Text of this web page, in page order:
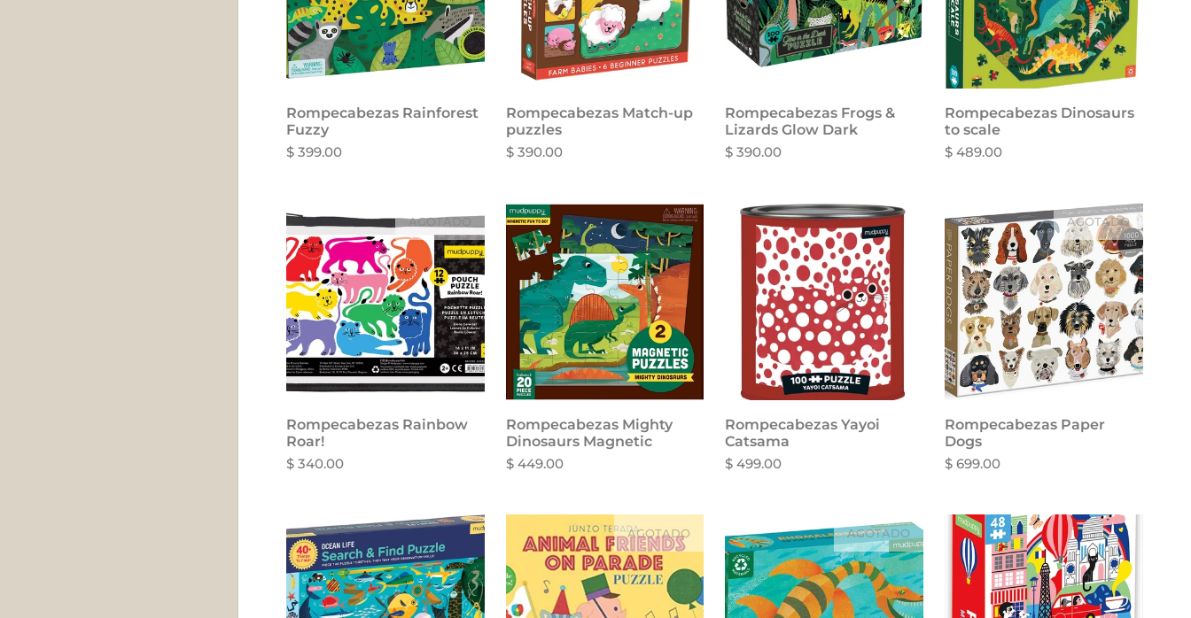
Rompecabezas Rainforest
Fuzzy
$ 399.00
Rompecabezas Match-up
puzzles
$ 390.00
Rompecabezas Frogs &
Lizards Glow Dark
$ 390.00
Añadir al carrito
Rompecabezas Dinosaurs
to scale
$ 489.00
Rompecabezas Rainbow
Roar!
$ 340.00
AGOTADO
Añadir al carrito
Rompecabezas Mighty
Dinosaurs Magnetic
$ 449.00
Añadir al carrito
Rompecabezas Yayoi
Catsama
$ 499.00
Rompecabezas Paper
Dogs
$ 699.00
AGOTADO
AGOTADO AGOTADO